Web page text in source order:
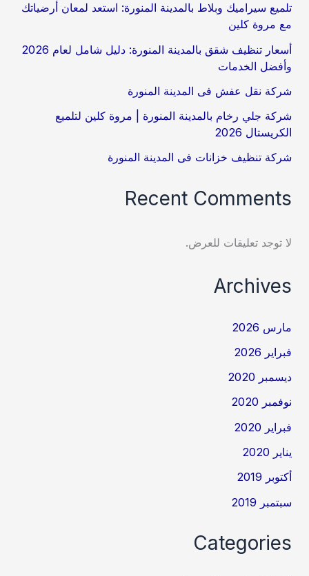
تلميع سيراميك وبلاط بالمدينة المنورة: استعد لمعان أرضياتك
مع مروة كلين
أسعار تنظيف شقق بالمدينة المنورة: دليل شامل لعام 2026
وأفضل الخدمات
شركة نقل عفش فى المدينة المنورة
شركة جلي رخام بالمدينة المنورة | مروة كلين لتلميع
الكريستال 2026
شركة تنظيف خزانات فى المدينة المنورة
Recent Comments
لا توجد تعليقات للعرض.
Archives
مارس 2026
فبراير 2026
ديسمبر 2020
نوفمبر 2020
فبراير 2020
يناير 2020
أكتوبر 2019
سبتمبر 2019
Categories